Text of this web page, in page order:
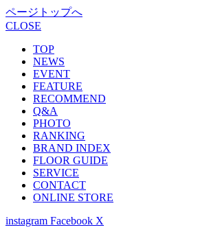
ページトップへ
CLOSE
TOP
NEWS
EVENT
FEATURE
RECOMMEND
Q&A
PHOTO
RANKING
BRAND INDEX
FLOOR GUIDE
SERVICE
CONTACT
ONLINE STORE
instagram Facebook X